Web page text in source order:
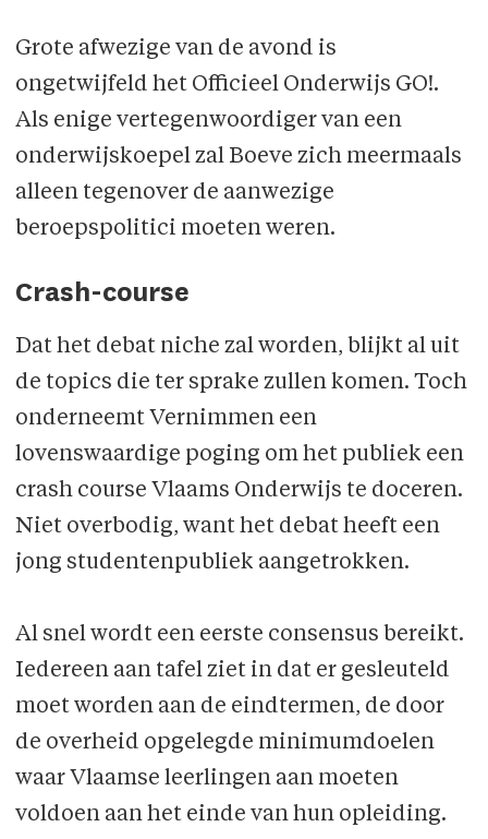
Grote afwezige van de avond is
ongetwijfeld het Officieel Onderwijs GO!.
Als enige vertegenwoordiger van een
onderwijskoepel zal Boeve zich meermaals
alleen tegenover de aanwezige
beroepspolitici moeten weren.
Crash-course
Dat het debat niche zal worden, blijkt al uit
de topics die ter sprake zullen komen. Toch
onderneemt Vernimmen een
lovenswaardige poging om het publiek een
crash course Vlaams Onderwijs te doceren.
Niet overbodig, want het debat heeft een
jong studentenpubliek aangetrokken.
Al snel wordt een eerste consensus bereikt.
Iedereen aan tafel ziet in dat er gesleuteld
moet worden aan de eindtermen, de door
de overheid opgelegde minimumdoelen
waar Vlaamse leerlingen aan moeten
voldoen aan het einde van hun opleiding.